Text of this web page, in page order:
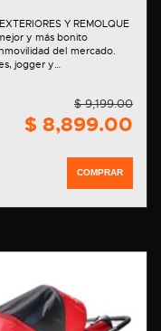
Y REMOLQUE
del mercado.
jogger y…
$ 9,199.00
$ 8,899.00
COMPRAR